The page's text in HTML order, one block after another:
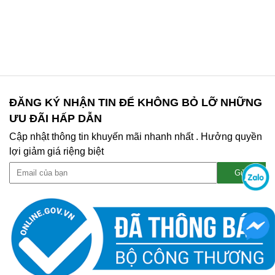
ĐĂNG KÝ NHẬN TIN ĐỂ KHÔNG BỎ LỠ NHỮNG
ƯU ĐÃI HẤP DẪN
Cập nhật thông tin khuyến mãi nhanh nhất . Hưởng quyền
lợi giảm giá riệng biệt